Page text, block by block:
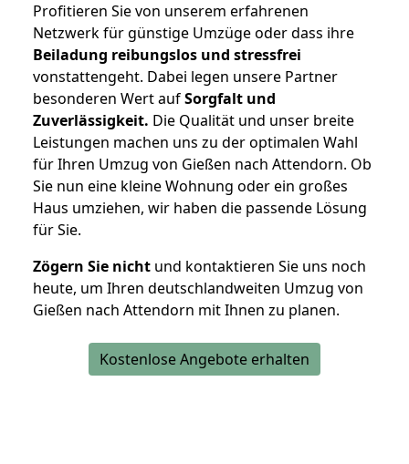
Profitieren Sie von unserem erfahrenen
Netzwerk für günstige Umzüge oder dass ihre
Beiladung reibungslos und stressfrei
vonstattengeht. Dabei legen unsere Partner
besonderen Wert aufSorgfalt und
Zuverlässigkeit. Die Qualität und unser breite
Leistungen machen uns zu der optimalen Wahl
für Ihren Umzug von Gießen nach Attendorn. Ob
Sie nun eine kleine Wohnung oder ein großes
Haus umziehen, wir haben die passende Lösung
für Sie.
Zögern Sie nicht und kontaktieren Sie uns noch
heute, um Ihren deutschlandweiten Umzug von
Gießen nach Attendorn mit Ihnen zu planen.
Kostenlose Angebote erhalten